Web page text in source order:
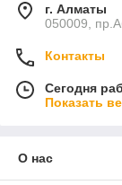
г. Алматы
050009,
Контакты
Сегодня
Показать
О нас